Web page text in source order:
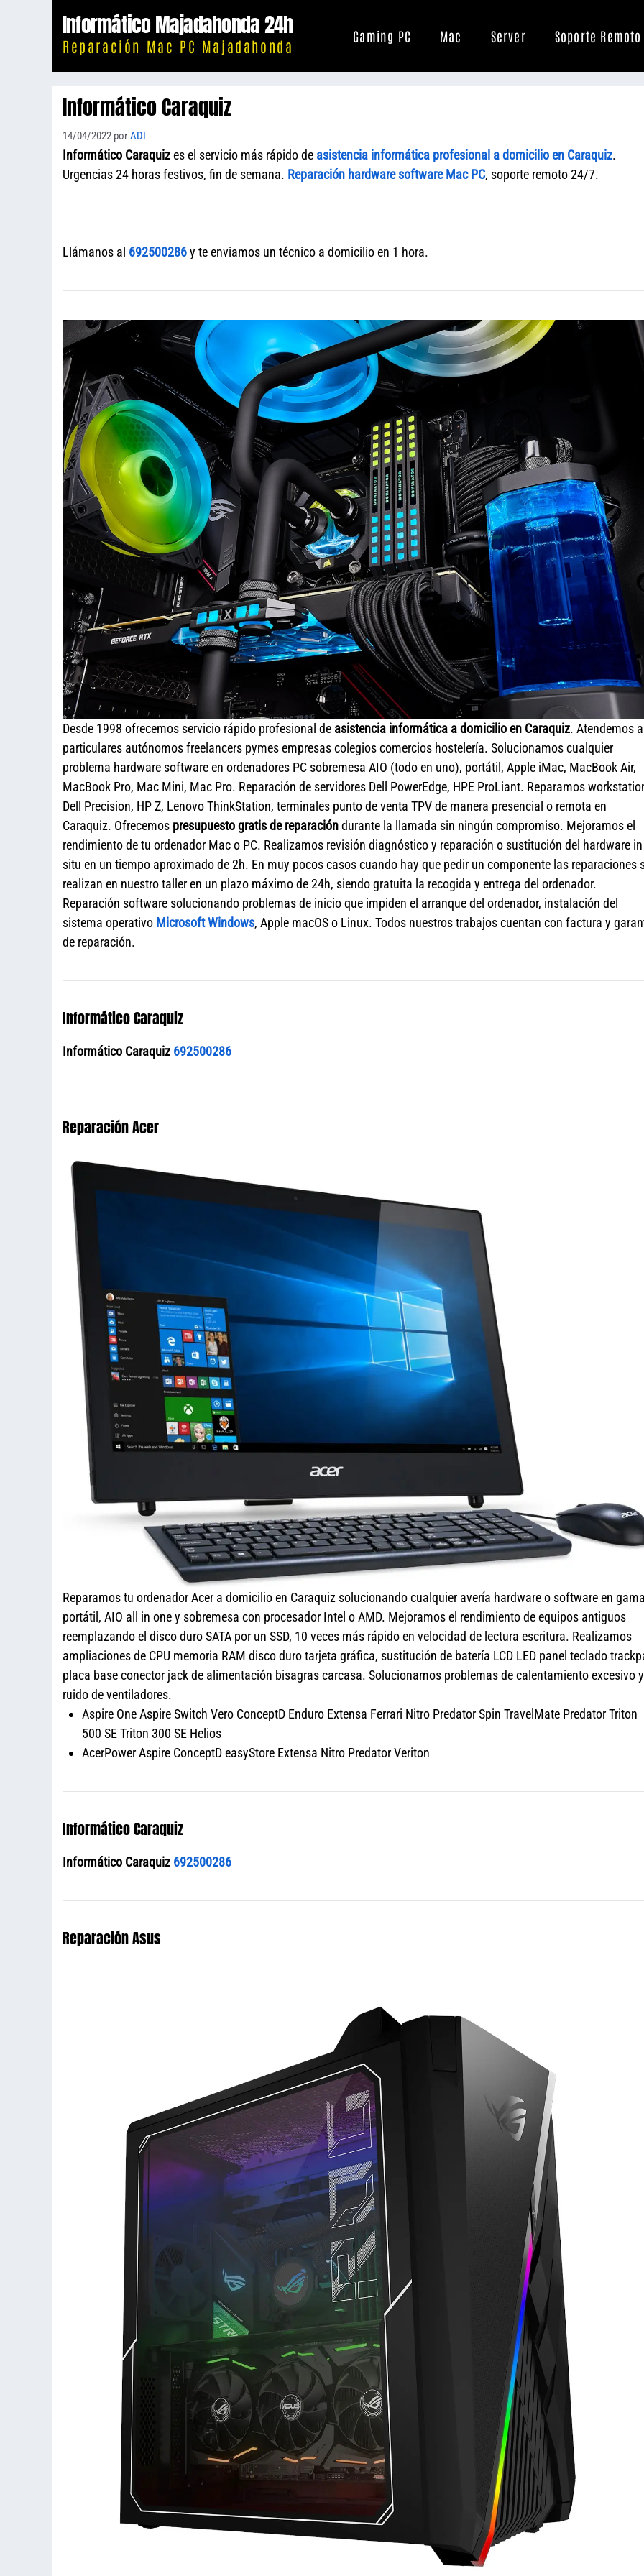
Informático Majadahonda 24h
Reparación Mac PC Majadahonda
Gaming PC Mac Server Soporte Remoto
Informático Caraquiz
14/04/2022 porADI
Informático Caraquizes el servicio más rápido de asistencia informática profesional a domicilio en Caraquiz.
Urgencias 24 horas festivos, fin de semana. Reparación hardware software Mac PC, soporte remoto 24/7.
Llámanos al 692500286y te enviamos un técnico a domicilio en 1 hora.
Desde 1998 ofrecemos servicio rápido profesional de asistencia informática a domicilio en Caraquiz. Atendemos a
particulares autónomos freelancers pymes empresas colegios comercios hostelería. Solucionamos cualquier
problema hardware software en ordenadores PC sobremesa AIO (todo en uno), portátil, Apple iMac, MacBook Air,
MacBook Pro, Mac Mini, Mac Pro. Reparación de servidores Dell PowerEdge, HPE ProLiant. Reparamos
Dell Precision, HP Z, Lenovo ThinkStation, terminales punto de venta TPV de manera presencial o remota en
Caraquiz. Ofrecemos presupuesto gratis de reparacióndurante la llamada sin ningún compromiso. Mejoramos el
rendimiento de tu ordenador Mac o PC. Realizamos revisión diagnóstico y reparación o sustitución del hardware in
situ en un tiempo aproximado de 2h. En muy pocos casos cuando hay que pedir un componente las reparaciones
realizan en nuestro taller en un plazo máximo de 24h, siendo gratuita la recogida y entrega del ordenador.
Reparación software solucionando problemas de inicio que impiden el arranque del ordenador, instalación del
sistema operativo Microsoft Windows, Apple macOS o Linux. Todos nuestros trabajos cuentan con factura y
de reparación.
Informático Caraquiz
Informático Caraquiz 692500286
Reparación Acer
Reparamos tu ordenador Acer a domicilio en Caraquiz solucionando cualquier avería hardware o software en
portátil, AIO all in one y sobremesa con procesador Intel o AMD. Mejoramos el rendimiento de equipos antiguos
reemplazando el disco duro SATA por un SSD, 10 veces más rápido en velocidad de lectura escritura. Realizamos
ampliaciones de CPU memoria RAM disco duro tarjeta gráfica, sustitución de batería LCD LED panel teclado
placa base conector jack de alimentación bisagras carcasa. Solucionamos problemas de calentamiento excesivo y
ruido de ventiladores.
Aspire One Aspire Switch Vero ConceptD Enduro Extensa Ferrari Nitro Predator Spin TravelMate Predator Triton
500 SE Triton 300 SE Helios
AcerPower Aspire ConceptD easyStore Extensa Nitro Predator Veriton
Informático Caraquiz
Informático Caraquiz 692500286
Reparación Asus